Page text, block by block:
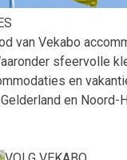
van Vekabo
sfeervolle
en
en Noord-